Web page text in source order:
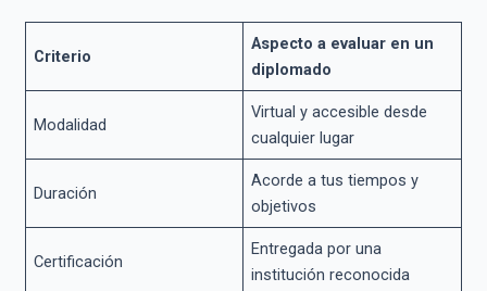
Criterio
Aspecto a evaluar en un
diplomado
Modalidad
Virtual y accesible desde
cualquier lugar
Duración
Acorde a tus tiempos y
objetivos
Certificación
Entregada por una
institución reconocida